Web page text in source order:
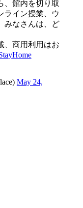
、館内を切り取
ライン授業、ウ
みなさんは、ど
、商用利用はお
May 24,